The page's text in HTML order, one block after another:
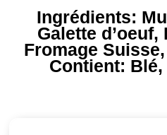
Ingrédients:
Galette d’oeuf,
Fromage
Contient: Blé,